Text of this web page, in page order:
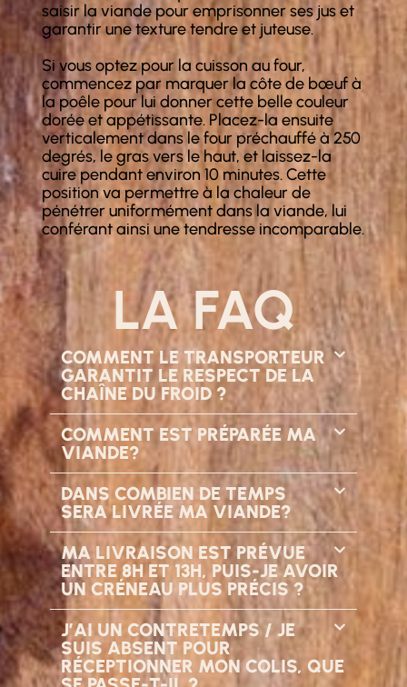
saisir la viande pour emprisonner ses jus et
garantir une texture tendre et juteuse.
Si vous optez pour la cuisson au four,
commencez par marquer la côte de bœuf à
la poêle pour lui donner cette belle couleur
dorée et appétissante. Placez-la ensuite
verticalement dans le four préchauffé à 250
degrés, le gras vers le haut, et laissez-la
cuire pendant environ 10 minutes. Cette
position va permettre à la chaleur de
pénétrer uniformément dans la viande, lui
conférant ainsi une tendresse incomparable.
LA FAQ
COMMENT LE TRANSPORTEUR
GARANTIT LE RESPECT DE LA
CHAÎNE DU FROID ?
COMMENT EST PRÉPARÉE MA
VIANDE?
DANS COMBIEN DE TEMPS
SERA LIVRÉE MA VIANDE?
MA LIVRAISON EST PRÉVUE
ENTRE 8H ET 13H, PUIS-JE AVOIR
UN CRÉNEAU PLUS PRÉCIS ?
J’AI UN CONTRETEMPS / JE
SUIS ABSENT POUR
RÉCEPTIONNER MON COLIS, QUE